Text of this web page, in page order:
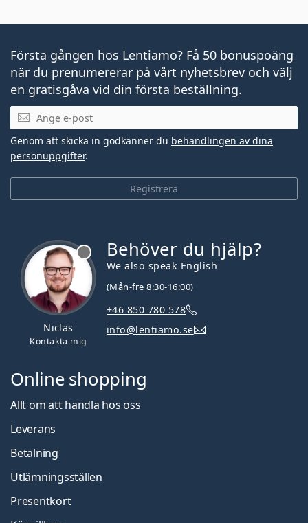
Första gången hos Lentiamo? Få 50 bonuspoäng
när du prenumererar på vårt nyhetsbrev och välj
en gratisgåva vid din första beställning.
Mejladress
Registrera
Genom att skicka in godkänner du behandlingen av dina
personuppgifter.
Niclas
Kontakta mig
Behöver du hjälp?
We also speak English
(Mån-fre 8:30-16:00)
+46 850 780 578
info@lentiamo.se
Online shopping
Allt om att handla hos oss
Leverans
Betalning
Utlämningsställen
Presentkort